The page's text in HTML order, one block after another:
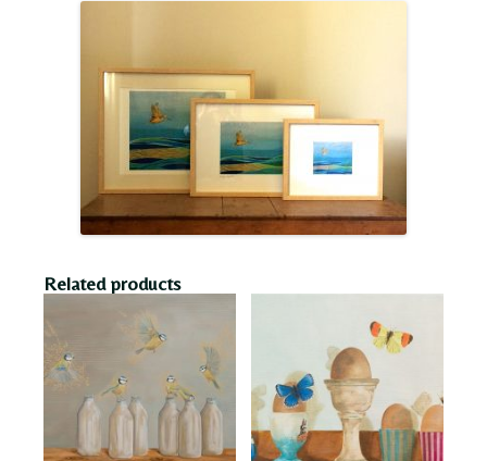
Related products